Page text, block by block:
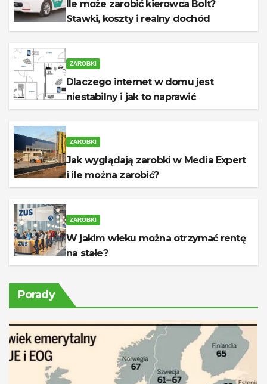
Ile może zarobić kierowca Bolt?
Stawki, koszty i realny dochód
ZAROBKI
Dlaczego internet w domu jest
niestabilny i jak to naprawić
ZAROBKI
Jak wyglądają zarobki w Media Expert
i ile można zarobić?
ZAROBKI
W jakim wieku można otrzymać rentę
na stałe?
Porady